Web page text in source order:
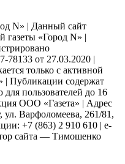
N» | Данный сайт
газеты «Город N» |
от 27.03.2020 |
только с активной
| Публикации содержат
пользователей до 16
ООО «Газета» | Адрес
ул. Варфоломеева, 261/81,
+7 (863) 2 910 610 | e-
сайта — Тимошенко